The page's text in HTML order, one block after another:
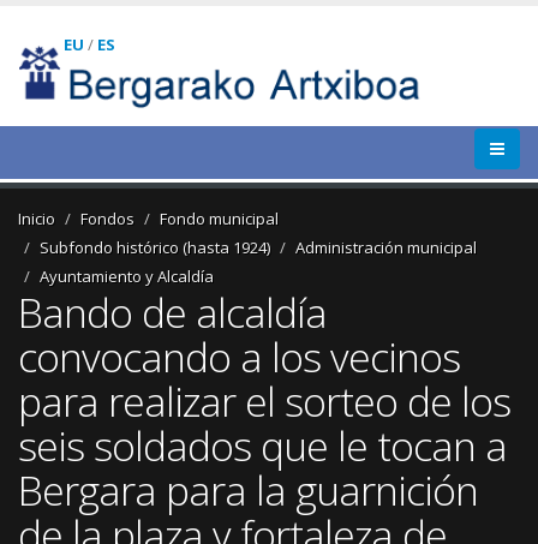
EU / ES
Inicio Fondos
Fondo municipal
Subfondo histórico (hasta 1924)
Administración municipal
Ayuntamiento y Alcaldía
Bando de alcaldía
convocando a los vecinos
para realizar el sorteo de los
seis soldados que le tocan a
Bergara para la guarnición